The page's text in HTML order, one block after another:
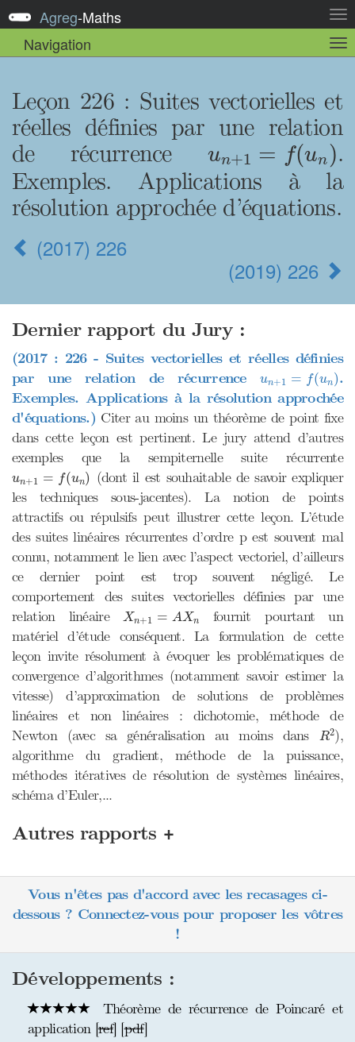
la
Agreg-Maths
Navigation
la
Leçon 226 : Suites vectorielles et
réelles définies par une relation
de récurrence
un+1 = f(un )
un+1 =f(un) .
Exemples. Applications à la
résolution approchée d’équations.
(2017) 226
(2019) 226
Dernier rapport du Jury :
(2017 : 226 - Suites vectorielles et réelles définies
par une relation de récurrenceun+1 = f(un)
u (un ) .
Exemples. Applications à la résolution approchée
d'équations.) Citer au moins un théorème de point fixe
dans cette leçon est pertinent. Le jury attend d’autres
exemples que la sempiternelle suite récurrente
un+1 = f(un)
u (un ) (dont il est souhaitable de savoir expliquer
les techniques sous-jacentes). La notion de points
attractifs ou répulsifs peut illustrer cette leçon. L’étude
des suites linéaires récurrentes d’ordre p est souvent mal
connu, notamment le lien avec l’aspect vectoriel, d’ailleurs
ce dernier point est trop souvent négligé. Le
comportement des suites vectorielles définies par une
relation linéaireXn+1 = AXn
Xn A Xn
fournit pourtant un
matériel d’étude conséquent. La formulation de cette
leçon invite résolument à évoquer les problématiques de
convergence d’algorithmes (notamment savoir estimer la
vitesse) d’approximation de solutions de problèmes
linéaires et non linéaires : dichotomie, méthode de
Newton (avec sa généralisation au moins dans
R2
R2),
algorithme du gradient, méthode de la puissance,
méthodes itératives de résolution de systèmes linéaires,
schéma d’Euler,...
Autres rapports +
Vous n'êtes pas d'accord avec les recasages ci-
dessous ? Connectez-vous pour proposer les vôtres
!
Développements :
Théorème de récurrence de Poincaré et
application [ref] [pdf]